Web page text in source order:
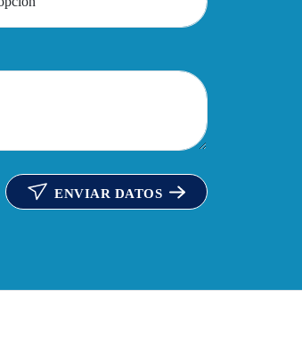
ENVIAR DATOS